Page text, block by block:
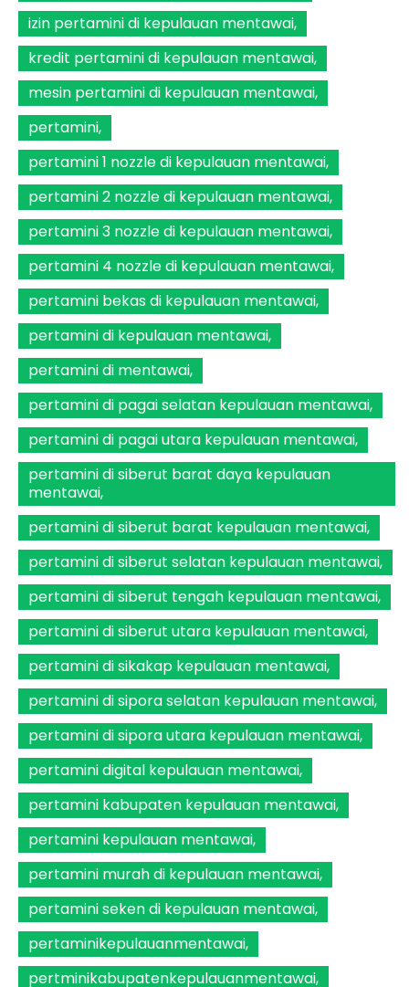
izin pertamini di kepulauan mentawai
kredit pertamini di kepulauan mentawai
mesin pertamini di kepulauan mentawai
pertamini
pertamini 1 nozzle di kepulauan mentawai
pertamini 2 nozzle di kepulauan mentawai
pertamini 3 nozzle di kepulauan mentawai
pertamini 4 nozzle di kepulauan mentawai
pertamini bekas di kepulauan mentawai
pertamini di kepulauan mentawai
pertamini di mentawai
pertamini di pagai selatan kepulauan mentawai
pertamini di pagai utara kepulauan mentawai
pertamini di siberut barat daya kepulauan
mentawai
pertamini di siberut barat kepulauan mentawai
pertamini di siberut selatan kepulauan mentawai
pertamini di siberut tengah kepulauan mentawai
pertamini di siberut utara kepulauan mentawai
pertamini di sikakap kepulauan mentawai
pertamini di sipora selatan kepulauan mentawai
pertamini di sipora utara kepulauan mentawai
pertamini digital kepulauan mentawai
pertamini kabupaten kepulauan mentawai
pertamini kepulauan mentawai
pertamini murah di kepulauan mentawai
pertamini seken di kepulauan mentawai
pertaminikepulauanmentawai
pertminikabupatenkepulauanmentawai